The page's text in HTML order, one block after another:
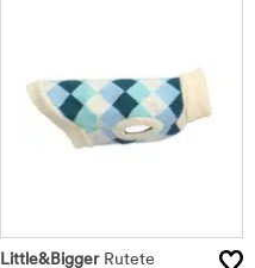
Little&BiggerRutete